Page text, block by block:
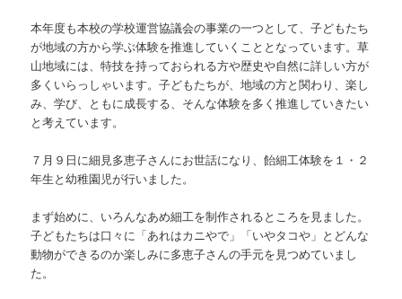
本年度も本校の学校運営協議会の事業の一つとして、子どもたち
が地域の方から学ぶ体験を推進していくこととなっています。草
山地域には、特技を持っておられる方や歴史や自然に詳しい方が
多くいらっしゃいます。子どもたちが、地域の方と関わり、楽し
み、学び、ともに成長する、そんな体験を多く推進していきたい
と考えています。
７月９日に細見多恵子さんにお世話になり、飴細工体験を１・２
年生と幼稚園児が行いました。
まず始めに、いろんなあめ細工を制作されるところを見ました。
子どもたちは口々に「あれはカニやで」「いやタコや」とどんな
動物ができるのか楽しみに多恵子さんの手元を見つめていまし
た。